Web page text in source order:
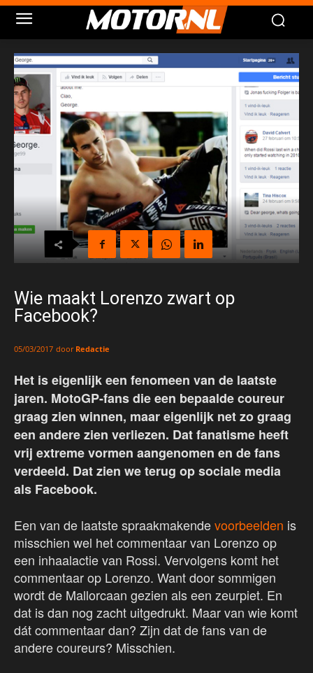
Wie maakt Lorenzo zwart op
Facebook?
05/03/2017 door Redactie
Het is eigenlijk een fenomeen van de laatste
jaren. MotoGP-fans die een bepaalde coureur
graag zien winnen, maar eigenlijk net zo graag
een andere zien verliezen. Dat fanatisme heeft
vrij extreme vormen aangenomen en de fans
verdeeld. Dat zien we terug op sociale media
als Facebook.
Een van de laatste spraakmakendevoorbeelden is
misschien wel het commentaar van Lorenzo op
een inhaalactie van Rossi. Vervolgens komt het
commentaar op Lorenzo. Want door sommigen
wordt de Mallorcaan gezien als een zeurpiet. En
dat is dan nog zacht uitgedrukt. Maar van wie komt
dát commentaar dan? Zijn dat de fans van de
andere coureurs? Misschien.